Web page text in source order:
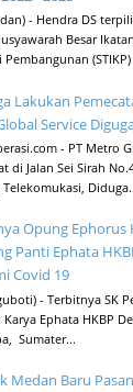
- Hendra DS
Besar
(STIKP)
Lakukan
Service
- PT Metro
di Jalan Sei Sirah
Opung Ephorus
Panti Ephata
Covid 19
- Terbitnya SK
Ephata HKBP
Sumater...
Medan Baru